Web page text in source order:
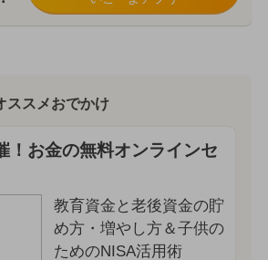
ススメおでかけ
！お金の無料オンラインセ
教育資金と老後資金の貯
め方・増やし方＆子供の
ためのNISA活用術